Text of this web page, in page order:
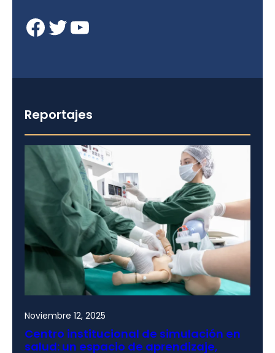
Facebook Twitter YouTube
Reportajes
Noviembre 12, 2025
Centro institucional de simulación en
salud: un espacio de aprendizaje,